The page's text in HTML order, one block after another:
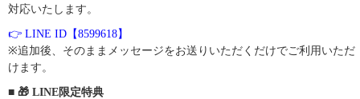
対応いたします。
👉 LINE ID【8599618】
※追加後、そのままメッセージをお送りいただくだけでご利用いただ
けます。
■ 🎁 LINE限定特典